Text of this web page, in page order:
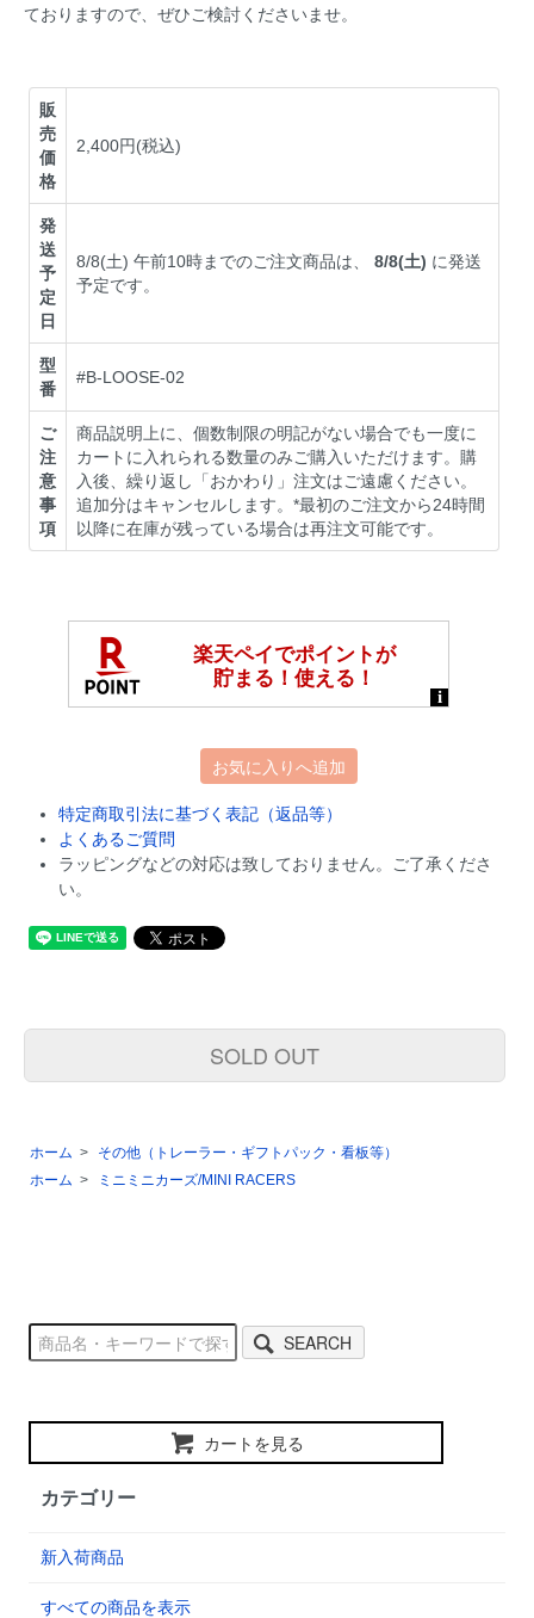
ておりますので、ぜひご検討くださいませ。
販
売
価
格
2,400円(税込)
発
送
予
定
日
8/8(土) 午前10時までのご注文商品は、8/8(土) に発送
予定です。
型
番
#B-LOOSE-02
ご
注
意
事
項
商品説明上に、個数制限の明記がない場合でも一度に
カートに入れられる数量のみご購入いただけます。購
入後、繰り返し「おかわり」注文はご遠慮ください。
追加分はキャンセルします。*最初のご注文から24時間
以降に在庫が残っている場合は再注文可能です。
お気に入りへ追加
特定商取引法に基づく表記（返品等）
よくあるご質問
ラッピングなどの対応は致しておりません。ご了承くださ
い。
SOLD OUT
ホーム >
その他（トレーラー・ギフトパック・看板等）
ホーム > ミニミニカーズ/MINI RACERS
SEARCH
カートを見る
カテゴリー
新入荷商品
すべての商品を表示